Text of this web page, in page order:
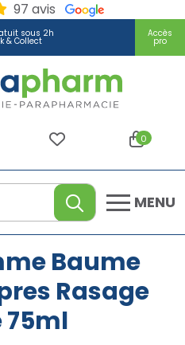
97 avis
sous 2h
& Collect
Accès
pro
Extrapharm Votre
0
MENU
Baume
Rasage
75ml